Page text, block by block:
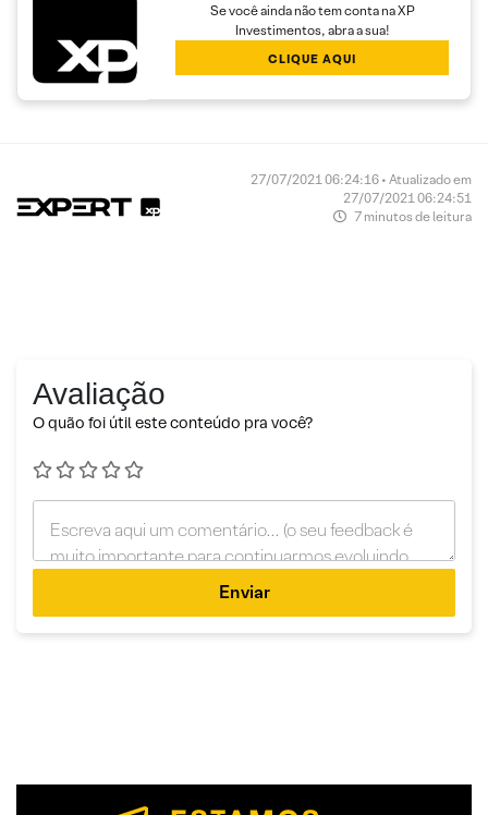
Se você ainda não tem conta na XP
Investimentos, abra a sua!
CLIQUE AQUI
27/07/2021 06:24:16 • Atualizado em
27/07/2021 06:24:51
7 minutos de leitura
Avaliação
O quão foi útil este conteúdo pra você?
Enviar